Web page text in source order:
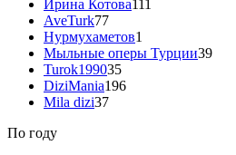
Ирина Котова111
AveTurk77
Нурмухаметов1
Мыльные оперы Турции39
Turok199035
DiziMania196
Mila dizi37
По году